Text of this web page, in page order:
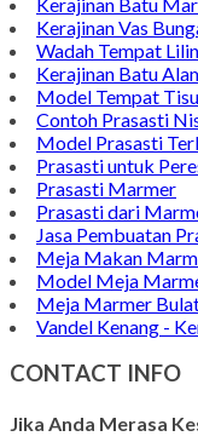
Kerajinan Vas
Wadah Tempat Lilin
Kerajinan Batu
Model Tempat Tisu
Contoh Prasasti
Model Prasasti
Prasasti untuk
Prasasti Marmer
Prasasti dari
Jasa Pembuatan
Meja Makan
Model Meja
Meja Marmer
Vandel Kenang -
CONTACT INFO
Jika Anda Merasa